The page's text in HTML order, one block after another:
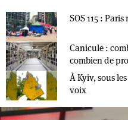
SOS 115 :
Canicule :
combien de
À Kyiv, sous
voix